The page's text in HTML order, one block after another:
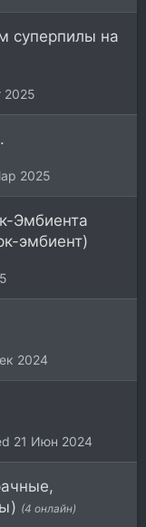
суперпилы на
2025
2025
Эмбиента
эмбиент)
2024
21 Июн 2024
(4 онлайн)